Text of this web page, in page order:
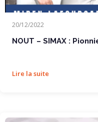
20/12/2022
NOUT – SIMAX :
Lire la suite